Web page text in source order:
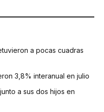
a pocas cuadras
3,8% interanual en julio
a sus dos hijos en